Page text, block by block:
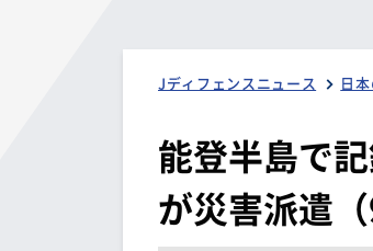
Jディフェンスニュース 日
能登半島で
が災害派遣